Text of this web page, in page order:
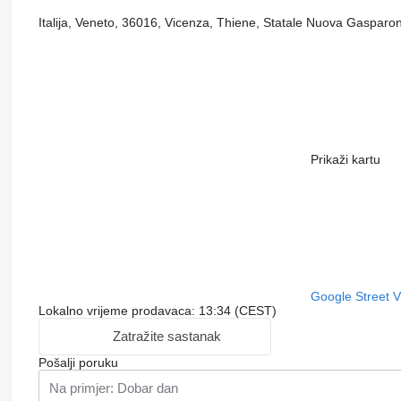
Italija, Veneto, 36016, Vicenza, Thiene, Statale Nuova
Prikaži kartu
Google Street
Lokalno vrijeme prodavaca: 13:34 (CEST)
Zatražite sastanak
Pošalji poruku